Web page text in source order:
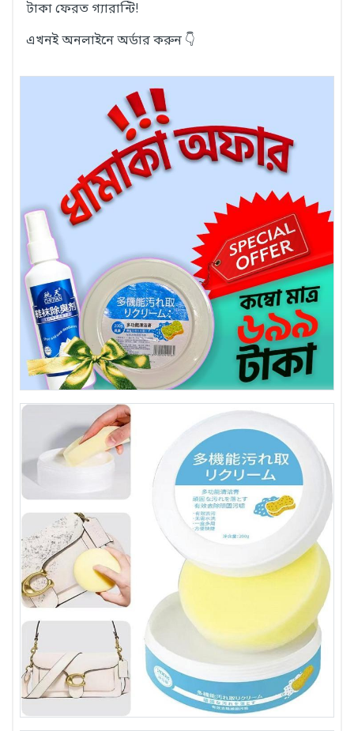
টাকা ফেরত গ্যারান্টি!
এখনই অনলাইনে অর্ডার করুন 👇